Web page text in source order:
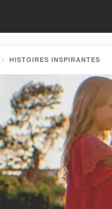
HISTOIRES INSPIRANTES